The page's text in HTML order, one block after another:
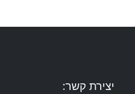
יצירת קשר: